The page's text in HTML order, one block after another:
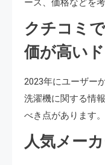
ース、価格などを
クチコミ
価が高い
2023年にユーザー
洗濯機に関する情
べき点があります。
人気メー